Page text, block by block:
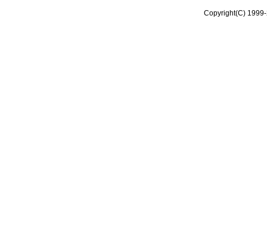
Copyright(C)